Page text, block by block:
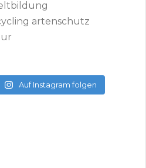
Auf Instagram folgen